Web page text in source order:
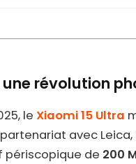
une révolution
le Xiaomi 15 Ultra
avec
de 200